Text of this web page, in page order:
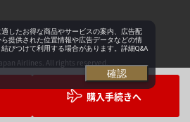
購入手続きへ
Airlines. All rights reserved.
したお得な商品やサービスの案内、広告配
提供された位置情報や広告データなどの情
びつけて利用する場合があります。詳細Q&A
確認